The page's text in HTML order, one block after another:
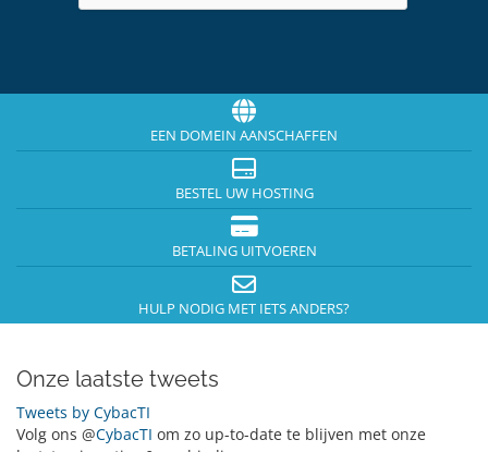
EEN DOMEIN AANSCHAFFEN
BESTEL UW HOSTING
BETALING UITVOEREN
HULP NODIG MET IETS ANDERS?
Onze laatste tweets
Tweets by CybacTI
Volg ons @CybacTI om zo up-to-date te blijven met onze